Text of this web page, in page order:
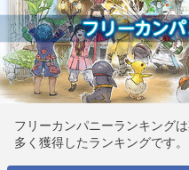
フリーカンパニーランキング
多く獲得したランキングです。